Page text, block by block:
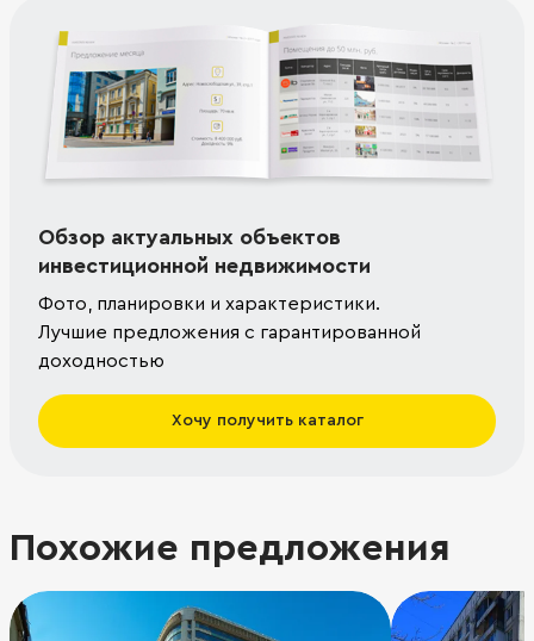
Обзор актуальных объектов
инвестиционной недвижимости
Фото, планировки и характеристики.
Лучшие предложения с гарантированной
доходностью
Хочу получить каталог
Похожие предложения